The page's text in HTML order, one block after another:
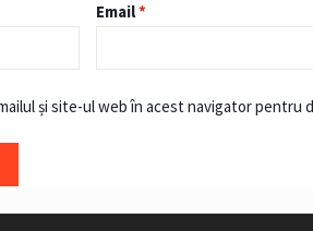
Email*
și site-ul web în acest navigator pentru